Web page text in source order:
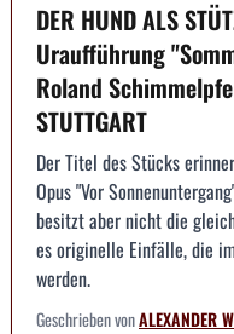
DER HUND ALS
Uraufführung
Roland
STUTTGART
Der Titel des Stücks
Opus "Vor
besitzt aber nicht die
es originelle Einfälle, die
werden.
Geschrieben vonALEXANDER